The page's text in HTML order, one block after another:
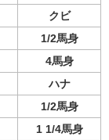
クビ
1/2馬身
4馬身
ハナ
1/2馬身
1 1/4馬身